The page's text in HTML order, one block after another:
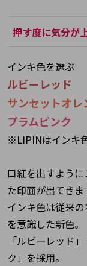
押す度に気分が
インキ色を選ぶ
ルビーレッド
サンセットオレ
プラムピンク
※LIPINはインキ
口紅を出すよう
た印面が出てきま
インキ色は従来
を意識した新色。
「ルビーレッド
ク」を採用。